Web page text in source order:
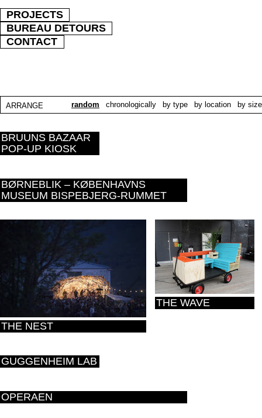
PROJECTS
BUREAU DETOURS
CONTACT
ARRANGE random chronologically by type by location by size
BRUUNS BAZAAR
POP-UP KIOSK
BØRNEBLIK – KØBENHAVNS
MUSEUM BISPEBJERG-RUMMET
THE NEST
THE WAVE
GUGGENHEIM LAB
OPERAEN